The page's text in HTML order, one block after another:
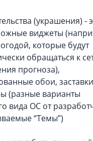
(украшения) -
виджеты
которые будут
обращаться к
прогноза),
обои,
(разные варианты
вида ОС от
“Темы”)